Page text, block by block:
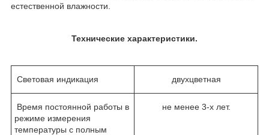
естественной влажности.
Технические характеристики.
Световая индикация двухцветная
Время постоянной работы в
режиме измерения
температуры с полным
не менее 3-х лет.